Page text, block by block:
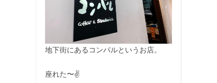
地下街にあるコンパルというお店。
座れた〜✌️